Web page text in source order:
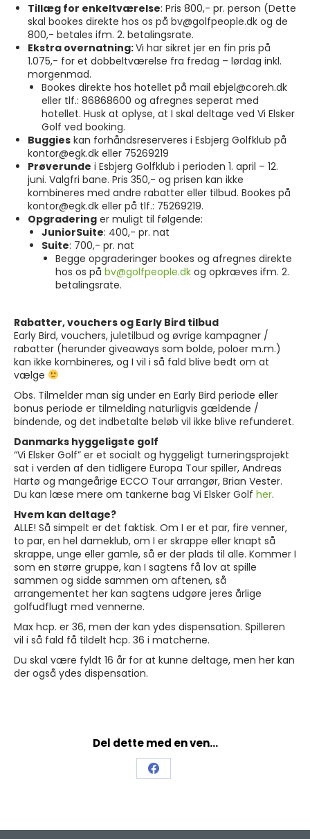
Tillæg for enkeltværelse: Pris 800,- pr. person (Dette
skal bookes direkte hos os på bv@golfpeople.dk og de
800,- betales ifm. 2. betalingsrate.
Ekstra overnatning:Vi har sikret jer en fin pris på
1.075,- for et dobbeltværelse fra fredag – lørdag inkl.
morgenmad.
Bookes direkte hos hotellet på mail ebjel@coreh.dk
eller tlf.: 86868600 og afregnes seperat med
hotellet. Husk at oplyse, at I skal deltage ved Vi Elsker
Golf ved booking.
Buggies kan forhåndsreserveres i Esbjerg Golfklub på
kontor@egk.dk eller 75269219
Prøverunde i Esbjerg Golfklub i perioden 1. april – 12.
juni. Valgfri bane. Pris 350,- og prisen kan ikke
kombineres med andre rabatter eller tilbud. Bookes på
kontor@egk.dk eller på tlf.: 75269219.
Opgradering er muligt til følgende:
JuniorSuite: 400,- pr. nat
Suite: 700,- pr. nat
Begge opgraderinger bookes og afregnes direkte
hos os på bv@golfpeople.dk og opkræves ifm. 2.
betalingsrate.
Rabatter, vouchers og Early Bird tilbud
Early Bird, vouchers, juletilbud og øvrige kampagner /
rabatter (herunder giveaways som bolde, poloer m.m.)
kan ikke kombineres, og I vil i så fald blive bedt om at
vælge
Obs. Tilmelder man sig under en Early Bird periode eller
bonus periode er tilmelding naturligvis gældende /
bindende, og det indbetalte beløb vil ikke blive refunderet.
Danmarks hyggeligste golf
“Vi Elsker Golf” er et socialt og hyggeligt turneringsprojekt
sat i verden af den tidligere Europa Tour spiller, Andreas
Hartø og mangeårige ECCO Tour arrangør, Brian Vester.
Du kan læse mere om tankerne bag Vi Elsker Golf her.
Hvem kan deltage?
ALLE! Så simpelt er det faktisk. Om I er et par, fire venner,
to par, en hel dameklub, om I er skrappe eller knapt så
skrappe, unge eller gamle, så er der plads til alle. Kommer I
som en større gruppe, kan I sagtens få lov at spille
sammen og sidde sammen om aftenen, så
arrangementet her kan sagtens udgøre jeres årlige
golfudflugt med vennerne.
Max hcp. er 36, men der kan ydes dispensation. Spilleren
vil i så fald få tildelt hcp. 36 i matcherne.
Du skal være fyldt 16 år for at kunne deltage, men her kan
der også ydes dispensation.
Del dette med en ven...
Share